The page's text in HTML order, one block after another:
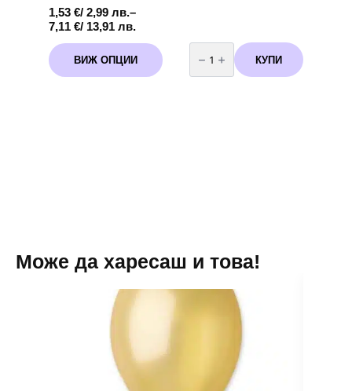
1,53 €/ 2,99 лв.–
7,11 €/ 13,91 лв.
Price
1,53 €
/
2,99 лв.
ВИЖ ОПЦИИ
This
product
has
количество
за
Балони
хром
КУПИ
Може да харесаш и това!